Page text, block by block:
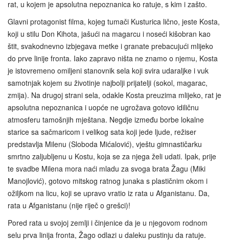
rat, u kojem je apsolutna nepoznanica ko ratuje, s kim i zašto.
Glavni protagonist filma, kojeg tumači Kusturica lično, jeste Kosta,
koji u stilu Don Kihota, jašući na magarcu i noseći kišobran kao
štit, svakodnevno izbjegava metke i granate prebacujući mlijeko
do prve linije fronta. Iako zapravo ništa ne znamo o njemu, Kosta
je istovremeno omiljeni stanovnik sela koji svira udaraljke i vuk
samotnjak kojem su životinje najbolji prijatelji (sokol, magarac,
zmija). Na drugoj strani sela, odakle Kosta preuzima mlijeko, rat je
apsolutna nepoznanica i uopće ne ugrožava gotovo idiličnu
atmosferu tamošnjih mještana. Negdje između borbe lokalne
starice sa sačmaricom i velikog sata koji jede ljude, režiser
predstavlja Milenu (Sloboda Mićalović), vještu gimnastičarku
smrtno zaljubljenu u Kostu, koja se za njega želi udati. Ipak, prije
te svadbe Milena mora naći mladu za svoga brata Žagu (Miki
Manojlović), gotovo mitskog ratnog junaka s plastičnim okom i
ožiljkom na licu, koji se upravo vratio iz rata u Afganistanu. Da,
rata u Afganistanu (nije riječ o grešci)!
Pored rata u svojoj zemlji i činjenice da je u njegovom rodnom
selu prva linija fronta, Žago odlazi u daleku pustinju da ratuje.